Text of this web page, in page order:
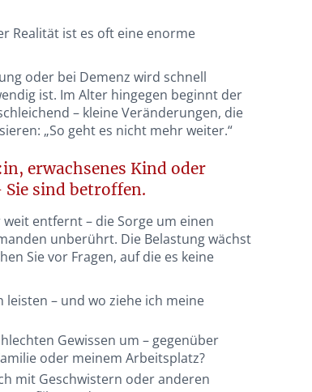
Realität ist es oft eine enorme
oder bei Demenz wird schnell
ist. Im Alter hingegen beginnt der
– kleine Veränderungen, die
„So geht es nicht mehr weiter.“
erwachsenes Kind oder
sind betroffen.
entfernt – die Sorge um einen
unberührt. Die Belastung wächst
Sie vor Fragen, auf die es keine
leisten – und wo ziehe ich meine
Gewissen um – gegenüber
oder meinem Arbeitsplatz?
mit Geschwistern oder anderen